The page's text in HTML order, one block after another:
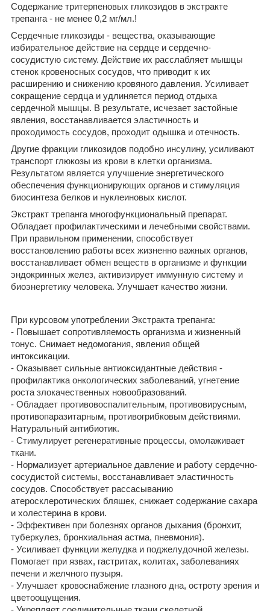
Содержание тритерпеновых гликозидов в экстракте
трепанга - не менее 0,2 мг/мл.!
Сердечные гликозиды - вещества, оказывающие
избирательное действие на сердце и сердечно-
сосудистую систему. Действие их расслабляет мышцы
стенок кровеносных сосудов, что приводит к их
расширению и снижению кровяного давления. Усиливает
сокращение сердца и удлиняется период отдыха
сердечной мышцы. В результате, исчезает застойные
явления, восстанавливается эластичность и
проходимость сосудов, проходит одышка и отечность.
Другие фракции гликозидов подобно инсулину, усиливают
транспорт глюкозы из крови в клетки организма.
Результатом является улучшение энергетического
обеспечения функционирующих органов и стимуляция
биосинтеза белков и нуклеиновых кислот.
Экстракт трепанга многофункциональный препарат.
Обладает профилактическими и лечебными свойствами.
При правильном применении, способствует
восстановлению работы всех жизненно важных органов,
восстанавливает обмен веществ в организме и функции
эндокринных желез, активизирует иммунную систему и
биоэнергетику человека. Улучшает качество жизни.
При курсовом употреблении Экстракта трепанга:
- Повышает сопротивляемость организма и жизненный
тонус. Снимает недомогания, явления общей
интоксикации.
- Оказывает сильные антиоксидантные действия -
профилактика онкологических заболеваний, угнетение
роста злокачественных новообразований.
- Обладает противовоспалительным, противовирусным,
противопаразитарным, противогрибковым действиями.
Натуральный антибиотик.
- Стимулирует регенеративные процессы, омолаживает
ткани.
- Нормализует артериальное давление и работу сердечно-
сосудистой системы, восстанавливает эластичность
сосудов. Способствует рассасыванию
атеросклеротических бляшек, снижает содержание сахара
и холестерина в крови.
- Эффективен при болезнях органов дыхания (бронхит,
туберкулез, бронхиальная астма, пневмония).
- Усиливает функции желудка и поджелудочной железы.
Помогает при язвах, гастритах, колитах, заболеваниях
печени и желчного пузыря.
- Улучшает кровоснабжение глазного дна, остроту зрения и
цветоощущения.